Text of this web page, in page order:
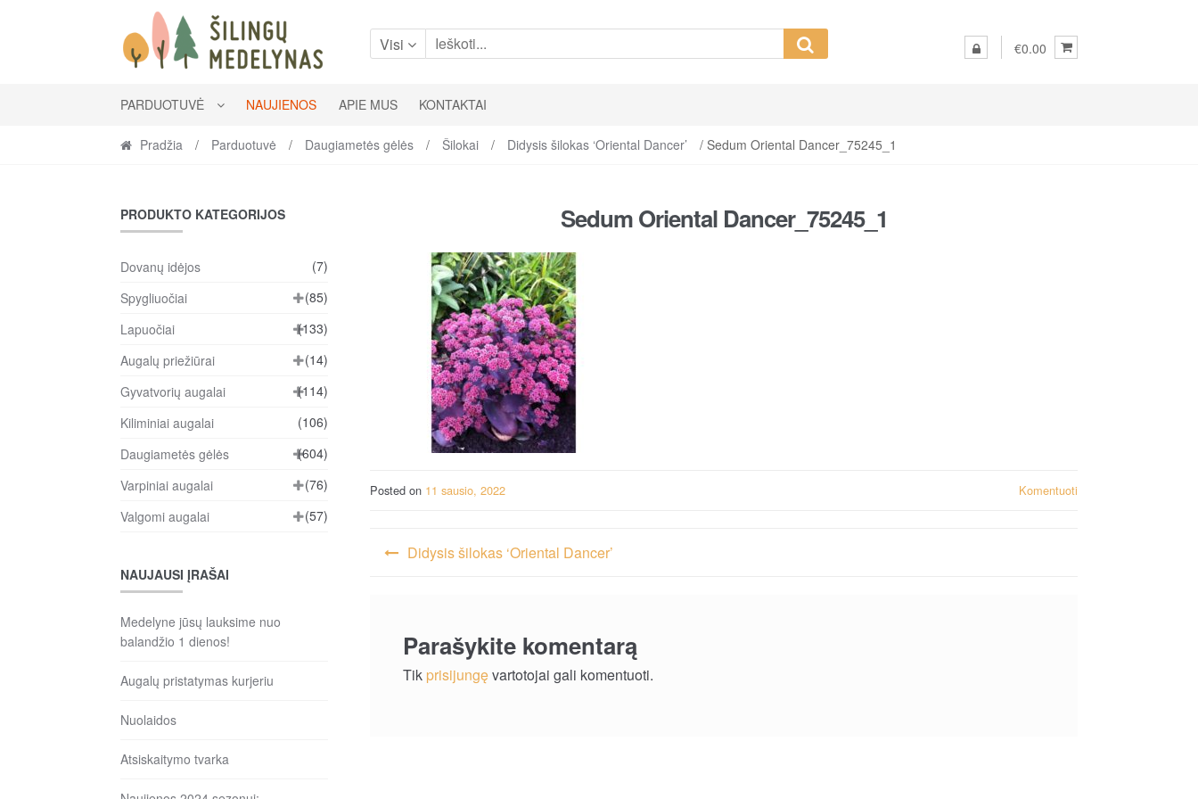
to
navigation
to
content
Visi €0.00
PARDUOTUVĖ NAUJIENOS APIE MUS KONTAKTAI
Pradžia / Parduotuvė / Daugiametės gėlės / Šilokai / Didysis šilokas ‘Oriental Dancer’ / Sedum Oriental Dancer_75245_1
Sedum Oriental Dancer_75245_1
Posted on 11 sausio, 2022 Komentuoti
Navigacija
Didysis šilokas ‘Oriental Dancer’
Parašykite komentarą
Tik prisijungęvartotojai gali komentuoti.
PRODUKTO KATEGORIJOS
Dovanų idėjos
(7)
Spygliuočiai
(85)
Lapuočiai
(133)
Augalų priežiūrai
(14)
Gyvatvorių augalai
(114)
Kiliminiai augalai
(106)
Daugiametės gėlės
(604)
Varpiniai augalai
(76)
Valgomi augalai
(57)
NAUJAUSI ĮRAŠAI
Medelyne jūsų lauksime nuo
balandžio 1 dienos!
Augalų pristatymas kurjeriu
Nuolaidos
Atsiskaitymo tvarka